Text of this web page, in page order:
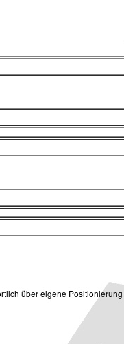
über eigene